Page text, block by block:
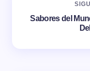
Sabores del